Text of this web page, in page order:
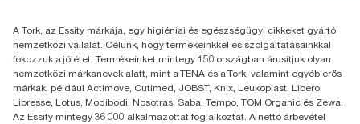
H-1021 Budapest
Budakeszi út 51.
A Tork, az Essity márkája, egy higiéniai és egészségügyi cikkeket gyártó
nemzetközi vállalat. Célunk, hogy termékeinkkel és szolgáltatásainkkal
fokozzuk a jólétet. Termékeinket mintegy 150 országban árusítjuk olyan
nemzetközi márkanevek alatt, mint a TENA és a Tork, valamint egyéb erős
márkák, például Actimove, Cutimed, JOBST, Knix, Leukoplast, Libero,
Libresse, Lotus, Modibodi, Nosotras, Saba, Tempo, TOM Organic és Zewa.
Az Essity mintegy 36 000 alkalmazottat foglalkoztat. A nettó árbevétel